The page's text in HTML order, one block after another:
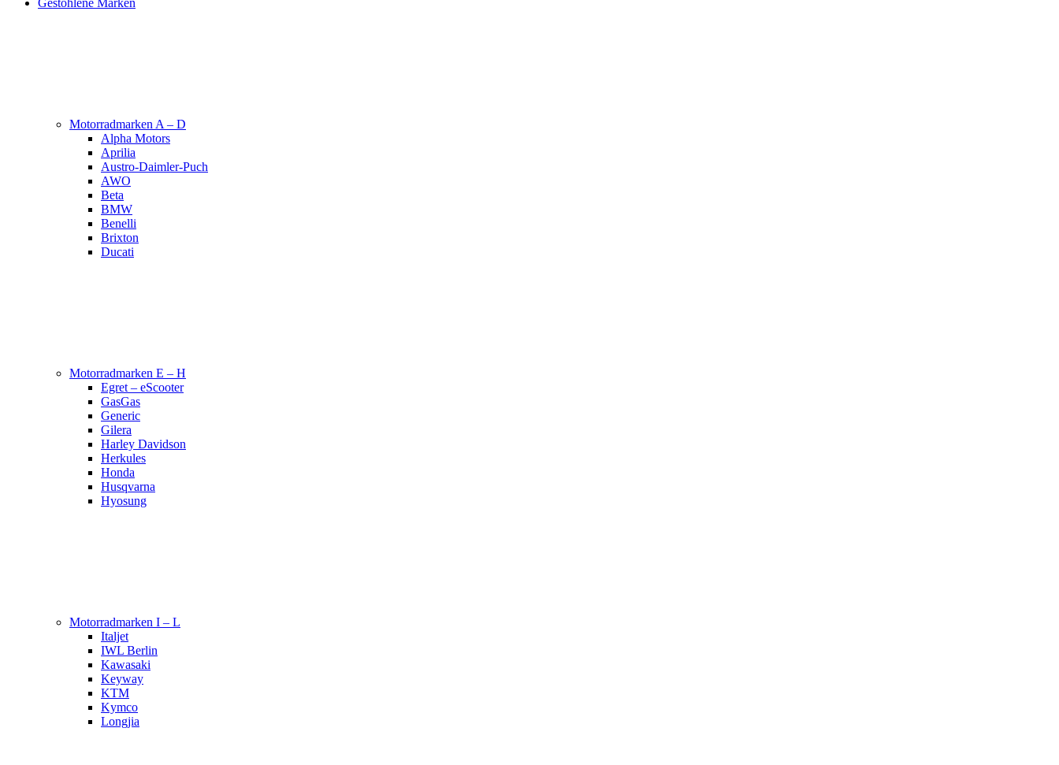
Gestohlene Marken
Motorradmarken A – D
Alpha Motors
Aprilia
Austro-Daimler-Puch
AWO
Beta
BMW
Benelli
Brixton
Ducati
Motorradmarken E – H
Egret – eScooter
GasGas
Generic
Gilera
Harley Davidson
Herkules
Honda
Husqvarna
Hyosung
Motorradmarken I – L
Italjet
IWL Berlin
Kawasaki
Keyway
KTM
Kymco
Longjia